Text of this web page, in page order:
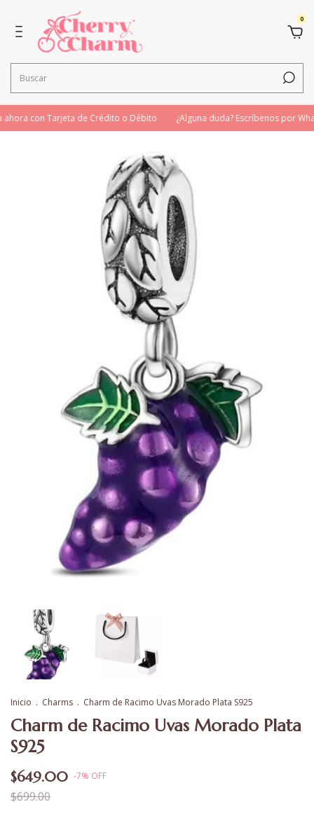
0
con Tarjeta de Crédito o Débito ¿Alguna duda? Escríbenos por
Inicio . Charms . Charm de Racimo Uvas Morado Plata S925
Charm de Racimo Uvas Morado Plata
S925
$649.00 -7% OFF
$699.00